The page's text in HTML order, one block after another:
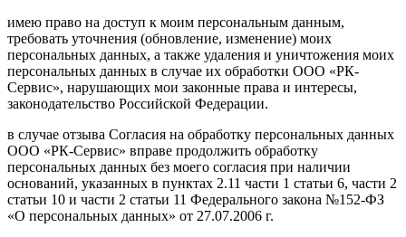
имею право на доступ к моим персональным данным,
требовать уточнения (обновление, изменение) моих
персональных данных, а также удаления и уничтожения моих
персональных данных в случае их обработки ООО «РК-
Сервис», нарушающих мои законные права и интересы,
законодательство Российской Федерации.
в случае отзыва Согласия на обработку персональных данных
ООО «РК-Сервис» вправе продолжить обработку
персональных данных без моего согласия при наличии
оснований, указанных в пунктах 2.11 части 1 статьи 6, части 2
статьи 10 и части 2 статьи 11 Федерального закона №152-ФЗ
«О персональных данных» от 27.07.2006 г.